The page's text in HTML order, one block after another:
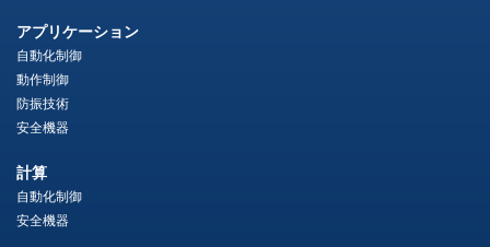
アプリケーション
自動化制御
動作制御
防振技術
安全機器
計算
自動化制御
安全機器